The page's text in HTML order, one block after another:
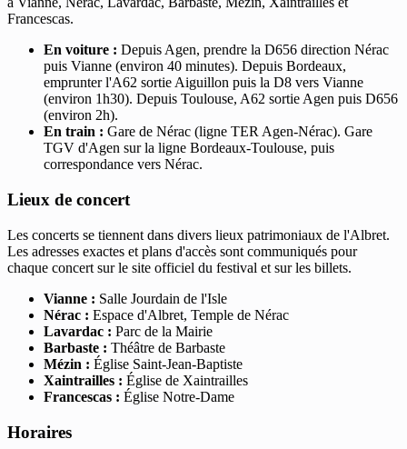
Francescas.
En voiture : Depuis Agen, prendre la D656 direction Nérac
puis Vianne (environ 40 minutes). Depuis Bordeaux,
emprunter l'A62 sortie Aiguillon puis la D8 vers Vianne
(environ 1h30). Depuis Toulouse, A62 sortie Agen puis D656
(environ 2h).
En train : Gare de Nérac (ligne TER Agen-Nérac). Gare
TGV d'Agen sur la ligne Bordeaux-Toulouse, puis
correspondance vers Nérac.
Lieux de concert
Les concerts se tiennent dans divers lieux patrimoniaux de l'Albret.
Les adresses exactes et plans d'accès sont communiqués pour
chaque concert sur le site officiel du festival et sur les billets.
Vianne : Salle Jourdain de l'Isle
Nérac : Espace d'Albret, Temple de Nérac
Lavardac : Parc de la Mairie
Barbaste : Théâtre de Barbaste
Mézin : Église Saint-Jean-Baptiste
Xaintrailles : Église de Xaintrailles
Francescas : Église Notre-Dame
Horaires